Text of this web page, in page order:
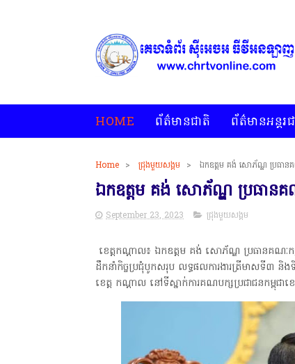
HOME ព័ត៌មានជាតិ ព័ត៌មានអន្តរ
Home > ជ្រុងមួយសង្គម > ឯកឧត្តម គង់ សោភ័ណ្ឌ ប្រធានគ
ឯកឧត្តម គង់ សោភ័ណ្ឌ ប្រធានគ
September 23, 2023 ជ្រុងមួយសង្គម
ខេត្តកណ្ដាល៖ ឯកឧត្តម គង់ សោភ័ណ្ឌ ប្រធានគណៈកម្
ដឹកនាំកិច្ចប្រជុំបូកសរុប លទ្ធផលការងារត្រីមាសទី៣ និ
ខេត្ត កណ្ដាល នៅទីស្នាក់ការគណបក្សប្រជាជនកម្ពុជាខ